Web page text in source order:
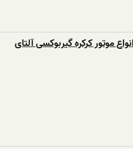
موتور کرکره گیربوکسی آلتای